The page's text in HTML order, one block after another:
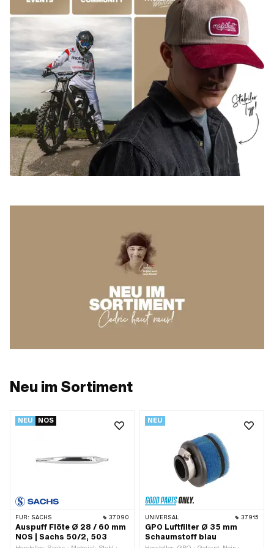
Neu im Sortiment
NEU NOS
FÜR: SACHS 37090
Auspuff Flöte Ø 28 / 60 mm
NOS | Sachs 50/2, 503
NEU
UNIVERSAL 37915
GPO Luftfilter Ø 35 mm
Schaumstoff blau